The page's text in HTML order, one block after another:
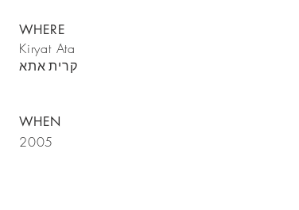
WHERE
Kiryat Ata
קרית אתא
WHEN
2005